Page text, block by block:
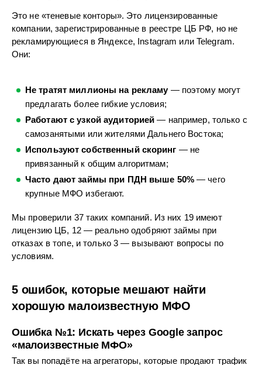
Это не «теневые конторы». Это лицензированные
компании, зарегистрированные в реестре ЦБ РФ, но не
рекламирующиеся в Яндексе, Instagram или Telegram.
Они:
Не тратят миллионы на рекламу— поэтому могут
предлагать более гибкие условия;
Работают с узкой аудиторией — например, только с
самозанятыми или жителями Дальнего Востока;
Используют собственный скоринг — не
привязанный к общим алгоритмам;
Часто дают займы при ПДН выше 50%— чего
крупные МФО избегают.
Мы проверили 37 таких компаний. Из них 19 имеют
лицензию ЦБ, 12 — реально одобряют займы при
отказах в топе, и только 3 — вызывают вопросы по
условиям.
5 ошибок, которые мешают найти
хорошую малоизвестную МФО
Ошибка №1: Искать через Google запрос
«малоизвестные МФО»
Так вы попадёте на агрегаторы, которые продают трафик